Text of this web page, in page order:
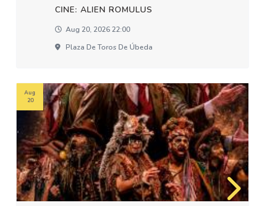
CINE: ALIEN ROMULUS
Aug 20, 2026 22:00
Plaza De Toros De Úbeda
Aug
20